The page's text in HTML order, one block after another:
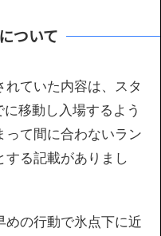
ついて
ていた内容は、スタ
移動し入場するよう
って間に合わないラン
る記載がありまし
めの行動で氷点下に近